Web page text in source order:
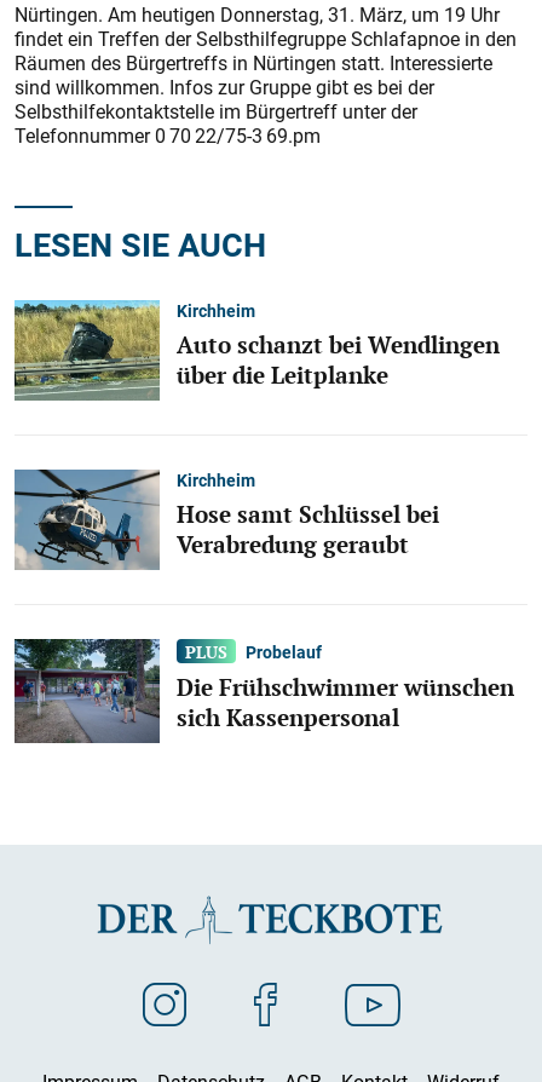
Nürtingen. Am heutigen Donnerstag, 31. März, um 19 Uhr
findet ein Treffen der Selbsthilfegruppe Schlafapnoe in den
Räumen des Bürgertreffs in Nürtingen statt. Interessierte
sind willkommen. Infos zur Gruppe gibt es bei der
Selbsthilfekontaktstelle im Bürgertreff unter der
Telefonnummer 0 70 22/75-3 69.pm
LESEN SIE AUCH
Kirchheim
Auto schanzt bei Wendlingen
über die Leitplanke
Kirchheim
Hose samt Schlüssel bei
Verabredung geraubt
Probelauf
Die Frühschwimmer wünschen
sich Kassenpersonal